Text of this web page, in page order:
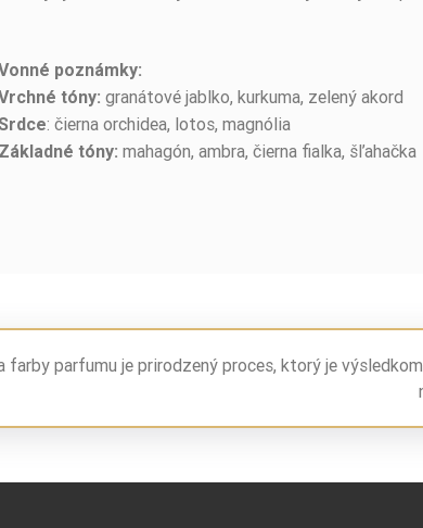
poznámky:
tóny: granátové jablko, kurkuma, zelený akord
: čierna orchidea, lotos, magnólia
Základné tóny: mahagón, ambra, čierna fialka, šľahačka
farby parfumu je prirodzený proces, ktorý je